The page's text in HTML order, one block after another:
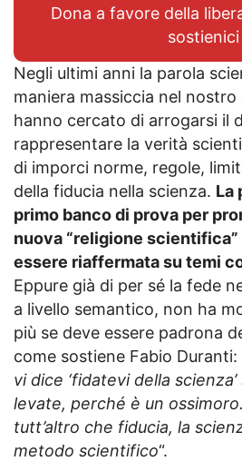
Dona a favore della
sostienici
Negli ultimi anni la parola
maniera massiccia nel
hanno cercato di arrogarsi il
rappresentare la verità
di imporci norme, regole,
della fiducia nella scienza. La
primo banco di prova per
nuova “religione
essere riaffermata su temi
Eppure già di per sé la fede
a livello semantico, non ha
più se deve essere padrona
come sostiene Fabio Duranti:
vi dice ‘fidatevi della
levate, perché è un
tutt’altro che fiducia, la
metodo scientifico“.